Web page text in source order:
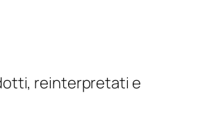
reinterpretati e